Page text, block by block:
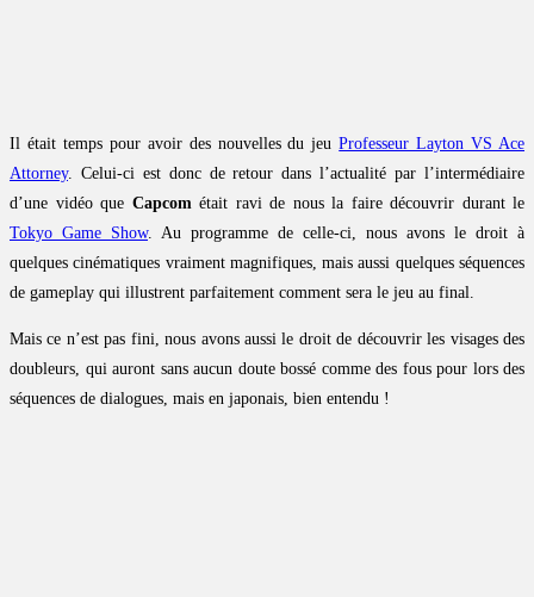
Il était temps pour avoir des nouvelles du jeuProfesseur Layton VS Ace
Attorney. Celui-ci est donc de retour dans l’actualité par l’intermédiaire
d’une vidéo que Capcométait ravi de nous la faire découvrir durant le
Tokyo Game Show. Au programme de celle-ci, nous avons le droit à
quelques cinématiques vraiment magnifiques, mais aussi quelques séquences
de gameplay qui illustrent parfaitement comment sera le jeu au final.
Mais ce n’est pas fini, nous avons aussi le droit de découvrir les visages des
doubleurs, qui auront sans aucun doute bossé comme des fous pour lors des
séquences de dialogues, mais en japonais, bien entendu !